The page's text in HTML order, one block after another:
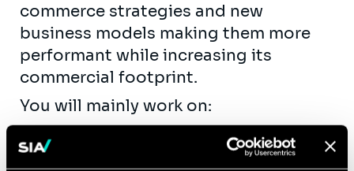
commerce strategies and new
business models making them more
performant while increasing its
commercial footprint.
You will mainly work on:
Defining and implementing e-
commerce strategies for our retail